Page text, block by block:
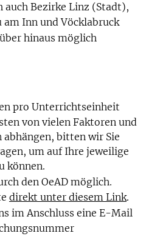
auch Bezirke Linz (Stadt),
am Inn und Vöcklabruck
hinaus möglich
pro Unterrichtseinheit
von vielen Faktoren und
bitten wir Sie
um auf Ihre jeweilige
können.
den OeAD möglich.
direkt unter diesem Link.
im Anschluss eine E-Mail